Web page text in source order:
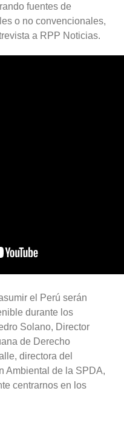
fuentes de
o no convencionales,
a RPP Noticias.
el Perú serán
durante los
Solano, Director
de Derecho
directora del
Ambiental de la SPDA,
centrarnos en los